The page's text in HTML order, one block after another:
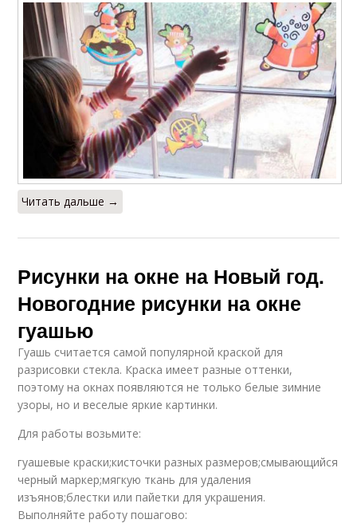
Трафареты на окна Рисунки на стекле
Красивые рисунки Рисунки для росписи
Пескоструйные
Читать дальше →
Рисунки на окне на Новый год.
Новогодние рисунки на окне
гуашью
Гуашь считается самой популярной краской для
разрисовки стекла. Краска имеет разные оттенки,
поэтому на окнах появляются не только белые зимние
узоры, но и веселые яркие картинки.
Для работы возьмите:
гуашевые краски;кисточки разных размеров;смывающийся
черный маркер;мягкую ткань для удаления
изъянов;блестки или пайетки для украшения.
Выполняйте работу пошагово: